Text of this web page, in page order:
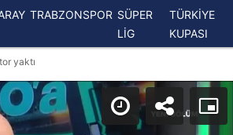
TRABZONSPOR SÜPER
LİG
TÜRKİYE
KUPASI
yaktı